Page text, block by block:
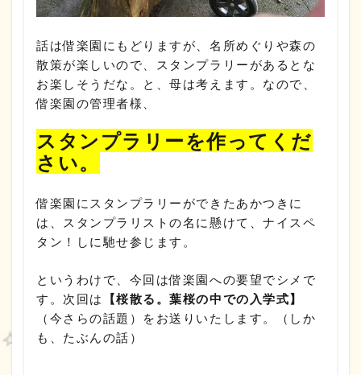
話は偕楽園にもどりますが、名所めぐりや森の
散策が楽しいので、スタンプラリーがあるとな
お楽しそうだな。と、母は考えます。なので、
偕楽園の管理者様、
スタンプラリーを作ってくだ
さい。
偕楽園にスタンプラリーができたあかつきに
は、スタンプラリストの名に懸けて、ナイスペ
タン！しに馳せ参じます。
というわけで、今回は偕楽園への要望でシメで
す。次回は
【桜散る。葉桜の中での入学式】
（今さらの話題）をお送りいたします。（しか
も、たぶんの話）